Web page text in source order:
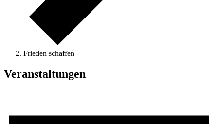
Frieden schaffen
Veranstaltungen